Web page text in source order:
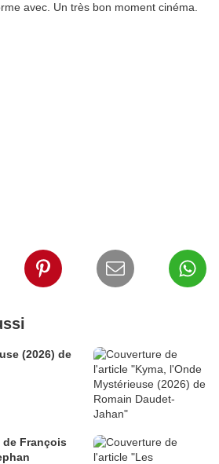
avec. Un très bon moment cinéma.
(2026) de
de François